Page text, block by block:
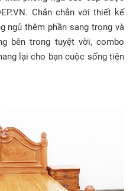
Chắn chắn với thiết kế
ngủ thêm phần sang trọng và
bên trong tuyệt vời, combo
lại cho bạn cuộc sống tiện